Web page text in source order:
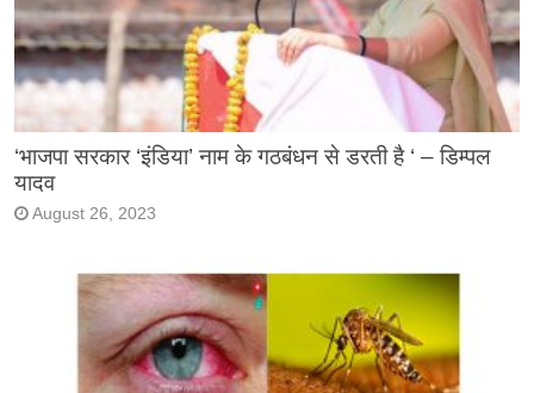
‘भाजपा सरकार ‘इंडिया’ नाम के गठबंधन से डरती है ‘ – डिम्पल
यादव
August 26, 2023